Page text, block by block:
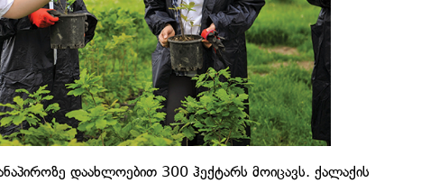
დაახლოებით 300 ჰექტარს მოიცავს. ქალაქის